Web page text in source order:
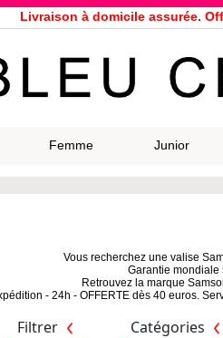
Livraison à domicile assurée.
jour même pour toutes commandes
33 magasins répartis dans la France.
Femme Junior
Vous recherchez une valise
Garantie mondiale
Retrouvez la marque
- 24h - OFFERTE dès 40 euros.
Filtrer Catégories